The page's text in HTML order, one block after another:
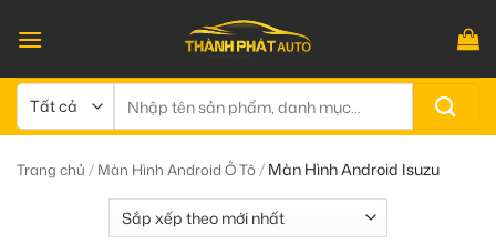
qua
dung
kiếm:
Trang chủ / Màn Hình Android Ô Tô / Màn Hình Android Isuzu